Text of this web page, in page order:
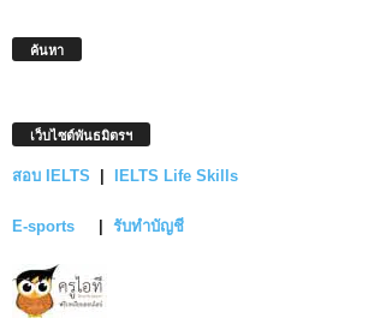
ค้นหา
เว็บไซต์พันธมิตรฯ
สอบ IELTS IELTS Life Skills
E-sports รับทำบัญชี